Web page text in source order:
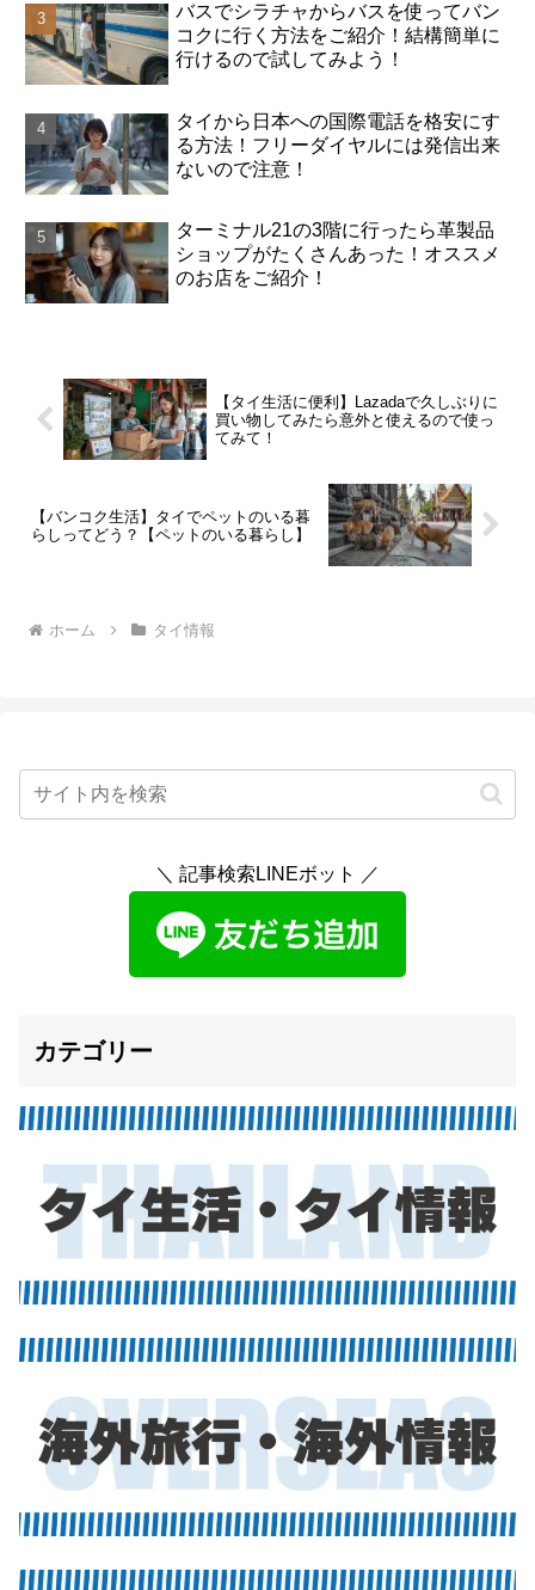
バスでシラチャからバスを使ってバン
コクに行く方法をご紹介！結構簡単に
行けるので試してみよう！
タイから日本への国際電話を格安にす
る方法！フリーダイヤルには発信出来
ないので注意！
ターミナル21の3階に行ったら革製品
ショップがたくさんあった！オススメ
のお店をご紹介！
【タイ生活に便利】Lazadaで久しぶりに
買い物してみたら意外と使えるので使っ
てみて！
【バンコク生活】タイでペットのいる暮
らしってどう？【ペットのいる暮らし】
ホーム タイ情報
＼ 記事検索LINEボット ／
カテゴリー